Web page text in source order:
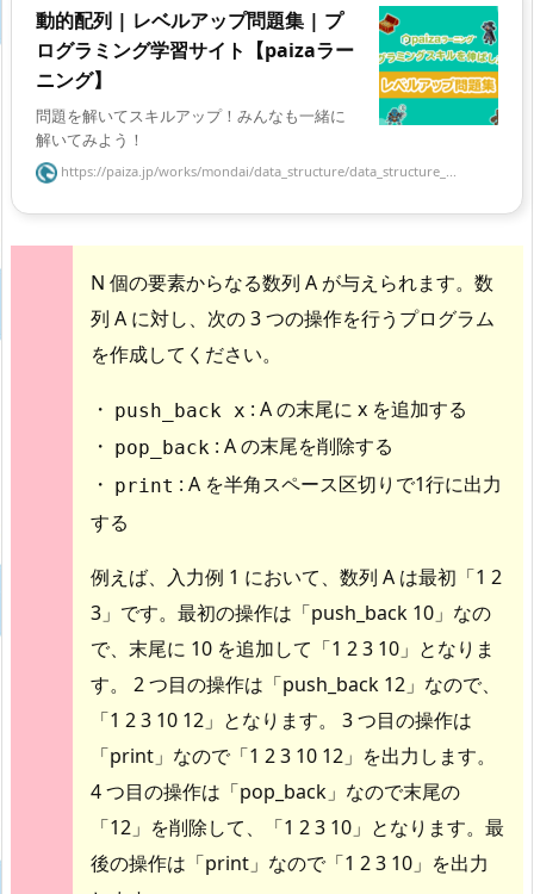
動的配列 | レベルアップ問題集 | プ
ログラミング学習サイト【paizaラー
ニング】
問題を解いてスキルアップ！みんなも一緒に
解いてみよう！
https://paiza.jp/works/mondai/data_structure/data_structure_...
N 個の要素からなる数列 A が与えられます。数
列 A に対し、次の 3 つの操作を行うプログラム
を作成してください。
・ push_back x : A の末尾に x を追加する
・ pop_back : A の末尾を削除する
・ print : A を半角スペース区切りで1行に出力
する
例えば、入力例 1 において、数列 A は最初「1 2
3」です。最初の操作は「push_back 10」なの
で、末尾に 10 を追加して「1 2 3 10」となりま
す。 2 つ目の操作は「push_back 12」なので、
「1 2 3 10 12」となります。 3 つ目の操作は
「print」なので「1 2 3 10 12」を出力します。
4 つ目の操作は「pop_back」なので末尾の
「12」を削除して、「1 2 3 10」となります。最
後の操作は「print」なので「1 2 3 10」を出力